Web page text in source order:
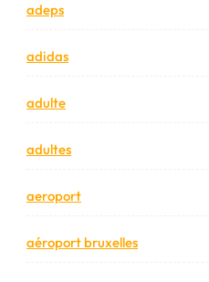
adeps
adidas
adulte
adultes
aeroport
aéroport bruxelles